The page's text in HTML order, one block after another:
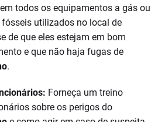
todos os equipamentos a gás ou
utilizados no local de
de que eles estejam em bom
e que não haja fugas de
.
Forneça um treino
sobre os perigos do